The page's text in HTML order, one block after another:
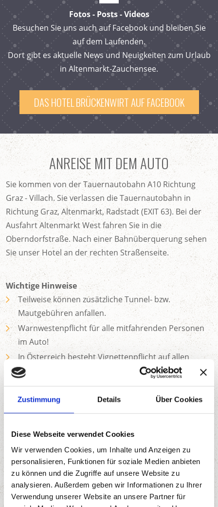
Zustimmung Details Über Cookies
Diese Webseite verwendet Cookies
Wir verwenden Cookies, um Inhalte und Anzeigen zu
personalisieren, Funktionen für soziale Medien anbieten
zu können und die Zugriffe auf unsere Website zu
analysieren. Außerdem geben wir Informationen zu Ihrer
Verwendung unserer Website an unsere Partner für
Fotos - Posts - Videos
Besuchen Sie uns auch auf Facebook und bleiben Sie
auf dem Laufenden.
Dort gibt es aktuelle News und Neuigkeiten zum Urlaub
in Altenmarkt-Zauchensee.
DAS HOTEL BRÜCKENWIRT AUF FACEBOOK
ANREISE MIT DEM AUTO
Sie kommen von der Tauernautobahn A10 Richtung
Graz - Villach. Sie verlassen die Tauernautobahn in
Richtung Graz, Altenmarkt, Radstadt (EXIT 63). Bei der
Ausfahrt Altenmarkt West fahren Sie in die
Oberndorfstraße. Nach einer Bahnüberquerung sehen
Sie unser Hotel an der rechten Straßenseite.
Wichtige Hinweise
Teilweise können zusätzliche Tunnel- bzw.
Mautgebühren anfallen.
Warnwestenpflicht für alle mitfahrenden Personen
im Auto!
In Österreich besteht Vignettenpflicht auf allen
Autobahnen (Vignetten sind an Rast- und
Tankstellen erhältlich)
ZUM AKTUELLEN VERKEHRSBERICHT
ANREISE MIT DER BAHN
Natürlich gibt es auch die Möglichkeit bequem mit der